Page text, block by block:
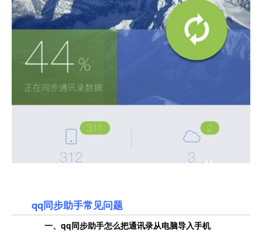
qq同步助手常见问题
一、qq同步助手怎么把通讯录从电脑导入手机